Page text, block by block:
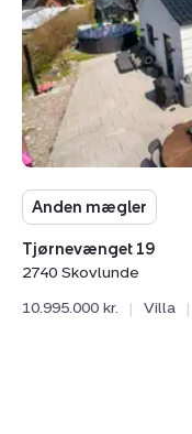
Anden mægler
Tjørnevænget 19
2740 Skovlunde
10.995.000 kr.
| Villa |